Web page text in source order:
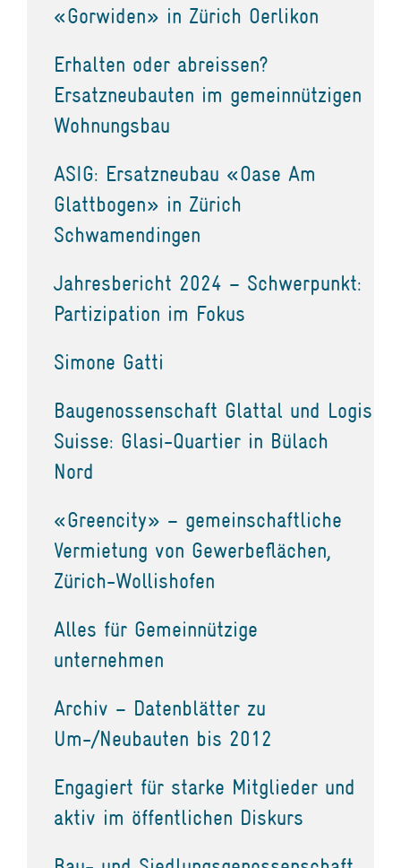
«Gorwiden» in Zürich Oerlikon
Erhalten oder abreissen?
Ersatzneubauten im gemeinnützigen
Wohnungsbau
ASIG: Ersatzneubau «Oase Am
Glattbogen» in Zürich
Schwamendingen
Jahresbericht 2024 – Schwerpunkt:
Partizipation im Fokus
Simone Gatti
Baugenossenschaft Glattal und Logis
Suisse: Glasi-Quartier in Bülach
Nord
«Greencity» – gemeinschaftliche
Vermietung von Gewerbeflächen,
Zürich-Wollishofen
Alles für Gemeinnützige
unternehmen
Archiv – Datenblätter zu
Um-/Neubauten bis 2012
Engagiert für starke Mitglieder und
aktiv im öffentlichen Diskurs